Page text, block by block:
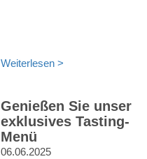
Weiterlesen >
Genießen Sie unser
exklusives Tasting-
Menü
06.06.2025